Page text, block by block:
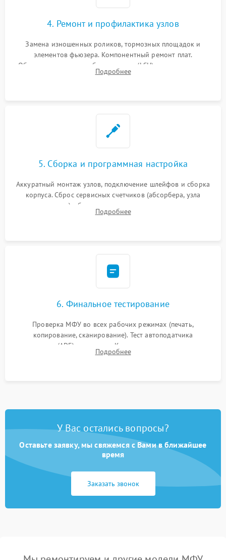
4. Ремонт и профилактика узлов
Замена изношенных роликов, тормозных площадок и
элементов фьюзера. Компонентный ремонт плат.
Обязательная очистка блока лазера (LSU), зеркал и тракта
печати от просыпанного тонера и бумажной пыли.
Подробнее
5. Сборка и программная настройка
Аккуратный монтаж узлов, подключение шлейфов и сборка
корпуса. Сброс сервисных счетчиков (абсорбера, узла
закрепления), обновление прошивки и программная
калибровка цветопередачи и позиционирования сканера.
Подробнее
6. Финальное тестирование
Проверка МФУ во всех рабочих режимах (печать,
копирование, сканирование). Тест автоподатчика
документов (ADF) и дуплекса. Контроль качества отпечатка
на отсутствие серого фона, полос и надежность запекания
Подробнее
У Вас остались вопросы?
Оставьте заявку, мы свяжемся с Вами в ближайшее
время
Заказать звонок